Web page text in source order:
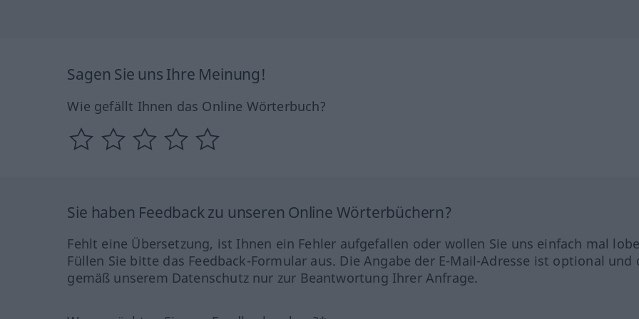
Sagen Sie uns Ihre Meinung!
Wie gefällt Ihnen das Online Wörterbuch?
Sie haben Feedback zu unseren Online Wörterbüchern?
Fehlt eine Übersetzung, ist Ihnen ein Fehler aufgefallen oder wollen Sie uns einfach mal
Füllen Sie bitte das Feedback-Formular aus. Die Angabe der E-Mail-Adresse ist optional und
gemäß unserem Datenschutz nur zur Beantwortung Ihrer Anfrage.